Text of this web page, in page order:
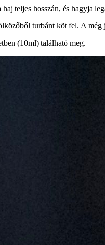
teljes hosszán, és hagyja
turbánt köt fel. A
(10ml) található meg.